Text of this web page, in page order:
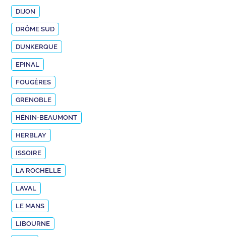
DIJON
DRÔME SUD
DUNKERQUE
EPINAL
FOUGÈRES
GRENOBLE
HÉNIN-BEAUMONT
HERBLAY
ISSOIRE
LA ROCHELLE
LAVAL
LE MANS
LIBOURNE